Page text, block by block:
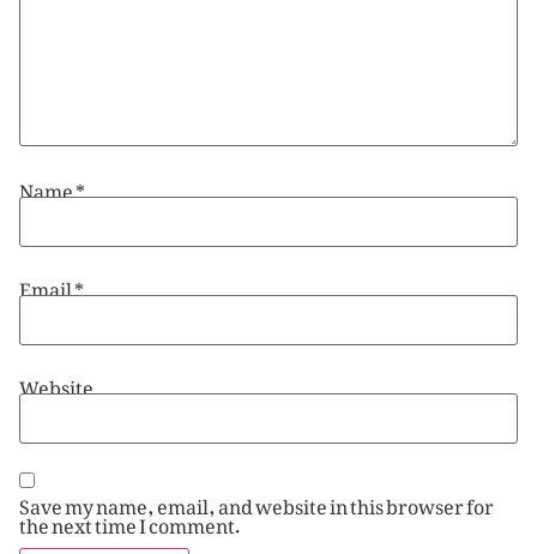
Name*
Email*
Website
Save my name, email, and website in this browser for
the next time I comment.